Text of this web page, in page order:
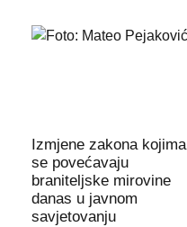
Izmjene zakona kojima
se povećavaju
braniteljske mirovine
danas u javnom
savjetovanju